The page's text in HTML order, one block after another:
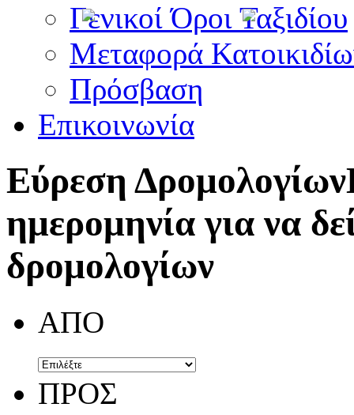
Γενικοί Όροι Ταξιδίου
Μεταφορά
Πρόσβαση
Επικοινωνία
Εύρεση Δρομολογίων
ημερομηνία για να
δρομολογίων
ΑΠΟ
ΠΡΟΣ